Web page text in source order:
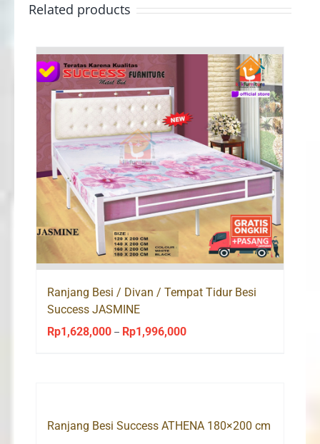
Related products
Ranjang Besi / Divan / Tempat Tidur Besi
Success JASMINE
Rp1,628,000 – Rp1,996,000Price
Ranjang Besi Success ATHENA 180×200 cm